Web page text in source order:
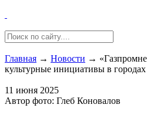
Главная → Новости →
культурные инициативы в
11 июня 2025
Автор фото: Глеб Коновалов